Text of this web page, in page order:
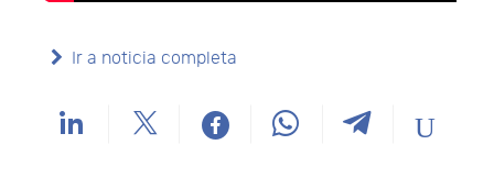
Ir a noticia completa